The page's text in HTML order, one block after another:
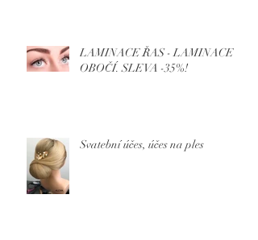
LAMINACE ŘAS - LAMINACE
OBOČÍ. SLEVA -35%!
Svatební účes, účes na ples